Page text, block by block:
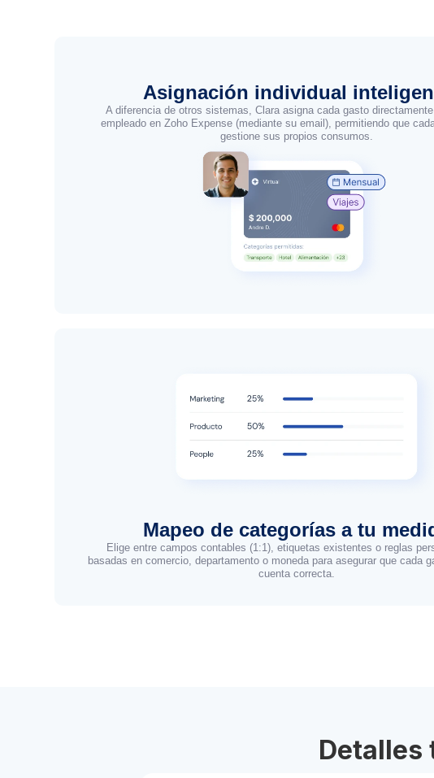
Asignación individual
A diferencia de otros sistemas, Clara asigna cada gasto
empleado en Zoho Expense (mediante su email), permitiendo que
gestione sus propios consumos.
Mapeo de categorías a tu
Elige entre campos contables (1:1), etiquetas existentes o reglas
basadas en comercio, departamento o moneda para asegurar que cada
cuenta correcta.
Detalles